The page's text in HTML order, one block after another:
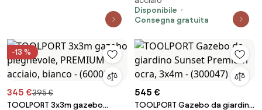
bianco - (581836)
Disponibile
Consegna gratuita
-13 %
345 €395 €
TOOLPORT 3x3m gazebo
545 €
TOOLPORT Gazebo da giardino